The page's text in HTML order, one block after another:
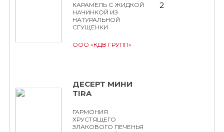
КАРАМЕЛЬ С ЖИДКОЙ
НАЧИНКОЙ ИЗ
НАТУРАЛЬНОЙ
СГУЩЕНКИ
ООО «КДВ ГРУПП»
2
ДЕСЕРТ МИНИ
TIRA
ГАРМОНИЯ
ХРУСТЯЩЕГО
ЗЛАКОВОГО ПЕЧЕНЬЯ